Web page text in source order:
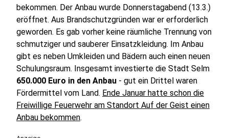
bekommen. Der Anbau wurde Donnerstagabend (13.3.)
eröffnet. Aus Brandschutzgründen war er erforderlich
geworden. Es gab vorher keine räumliche Trennung von
schmutziger und sauberer Einsatzkleidung. Im Anbau
gibt es neben Umkleiden und Bädern auch einen neuen
Schulungsraum. Insgesamt investierte die Stadt Selm
650.000 Euro in den Anbau - gut ein Drittel waren
Fördermittel vom Land. Ende Januar hatte schon die
Freiwillige Feuerwehr am Standort Auf der Geist einen
Anbau bekommen.